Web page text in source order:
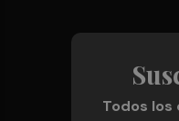
Todos los